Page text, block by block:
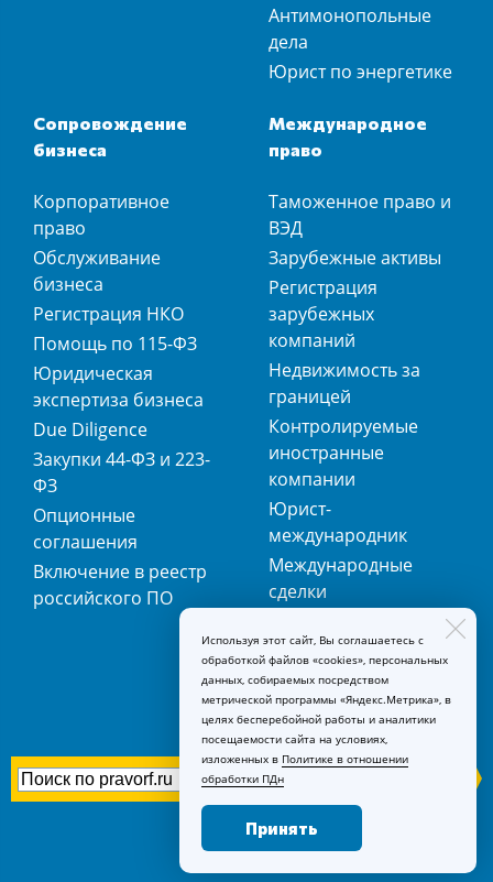
Антимонопольные
дела
Юрист по энергетике
Сопровождение
бизнеса
Корпоративное
право
Обслуживание
бизнеса
Регистрация НКО
Помощь по 115-ФЗ
Юридическая
экспертиза бизнеса
Due Diligence
Закупки 44-ФЗ и 223-
ФЗ
Опционные
соглашения
Включение в реестр
российского ПО
Международное
право
Таможенное право и
ВЭД
Зарубежные активы
Регистрация
зарубежных
компаний
Недвижимость за
границей
Контролируемые
иностранные
компании
Юрист-
международник
Международные
сделки
регистрация
товарных знаков
Используя этот сайт, Вы соглашаетесь с
обработкой файлов «cookies», персональных
данных, собираемых посредством
метрической программы «Яндекс.Метрика», в
целях бесперебойной работы и аналитики
посещаемости сайта на условиях,
изложенных в Политике в отношении
обработки ПДн
Принять